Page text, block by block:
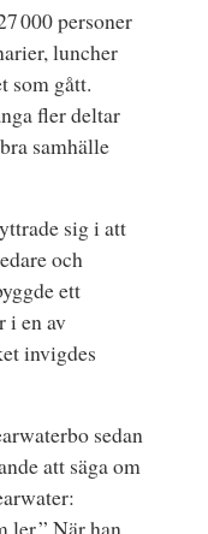
000 personer
luncher
som gått.
fler deltar
samhälle
sig i att
och
ett
i en av
invigdes
sedan
att säga om